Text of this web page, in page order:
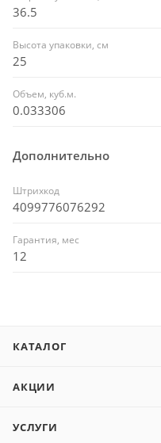
36.5
Высота упаковки, см
25
Объем, куб.м.
0.033306
Дополнительно
Штрихкод
4099776076292
Гарантия, мес
12
КАТАЛОГ
АКЦИИ
УСЛУГИ